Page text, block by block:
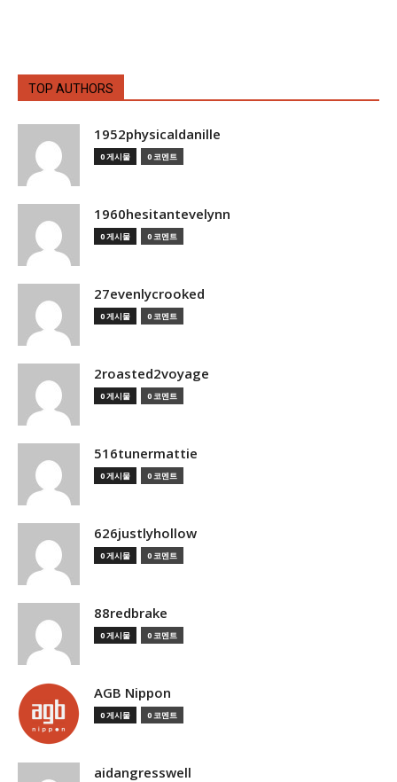
TOP AUTHORS
1952physicaldanille
0 게시물 0 코멘트
1960hesitantevelynn
0 게시물 0 코멘트
27evenlycrooked
0 게시물 0 코멘트
2roasted2voyage
0 게시물 0 코멘트
516tunermattie
0 게시물 0 코멘트
626justlyhollow
0 게시물 0 코멘트
88redbrake
0 게시물 0 코멘트
AGB Nippon
0 게시물 0 코멘트
aidangresswell